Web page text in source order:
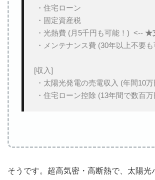
・住宅ローン
・固定資産税
・光熱費 (月5千円も可能！)  <-- ★
・メンテナンス費 (30年以上不要
[収入]
・太陽光発電の売電収入 (年間10
・住宅ローン控除 (13年間で数百
そうです。超高気密・高断熱で、太陽光